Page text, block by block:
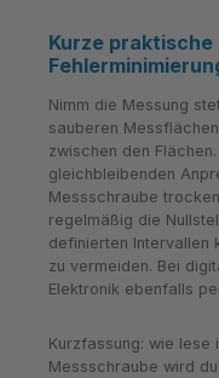
Kurze
Nimm die Messung
sauberen
zwischen den
gleichbleibenden
Messschraube
regelmäßig die
definierten Intervallen
zu vermeiden. Bei
Elektronik ebenfalls
Kurzfassung: wie lese
Messschraube wird